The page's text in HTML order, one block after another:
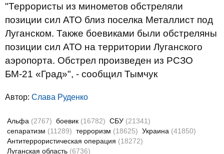
"Террористы из минометов обстреляли
позиции сил АТО близ поселка Металлист под
Луганском. Также боевиками были обстреляны
позиции сил АТО на территории Луганского
аэропорта. Обстрел произведен из РСЗО
БМ-21 «Град»", - сообщил Тымчук
Автор: Слава Руденко
Альфа (2767) боевик (16782) СБУ (21341)
сепаратизм (11289) терроризм (18625) Украина (41850)
Антитеррористическая операция (18272)
Луганская область (6736)